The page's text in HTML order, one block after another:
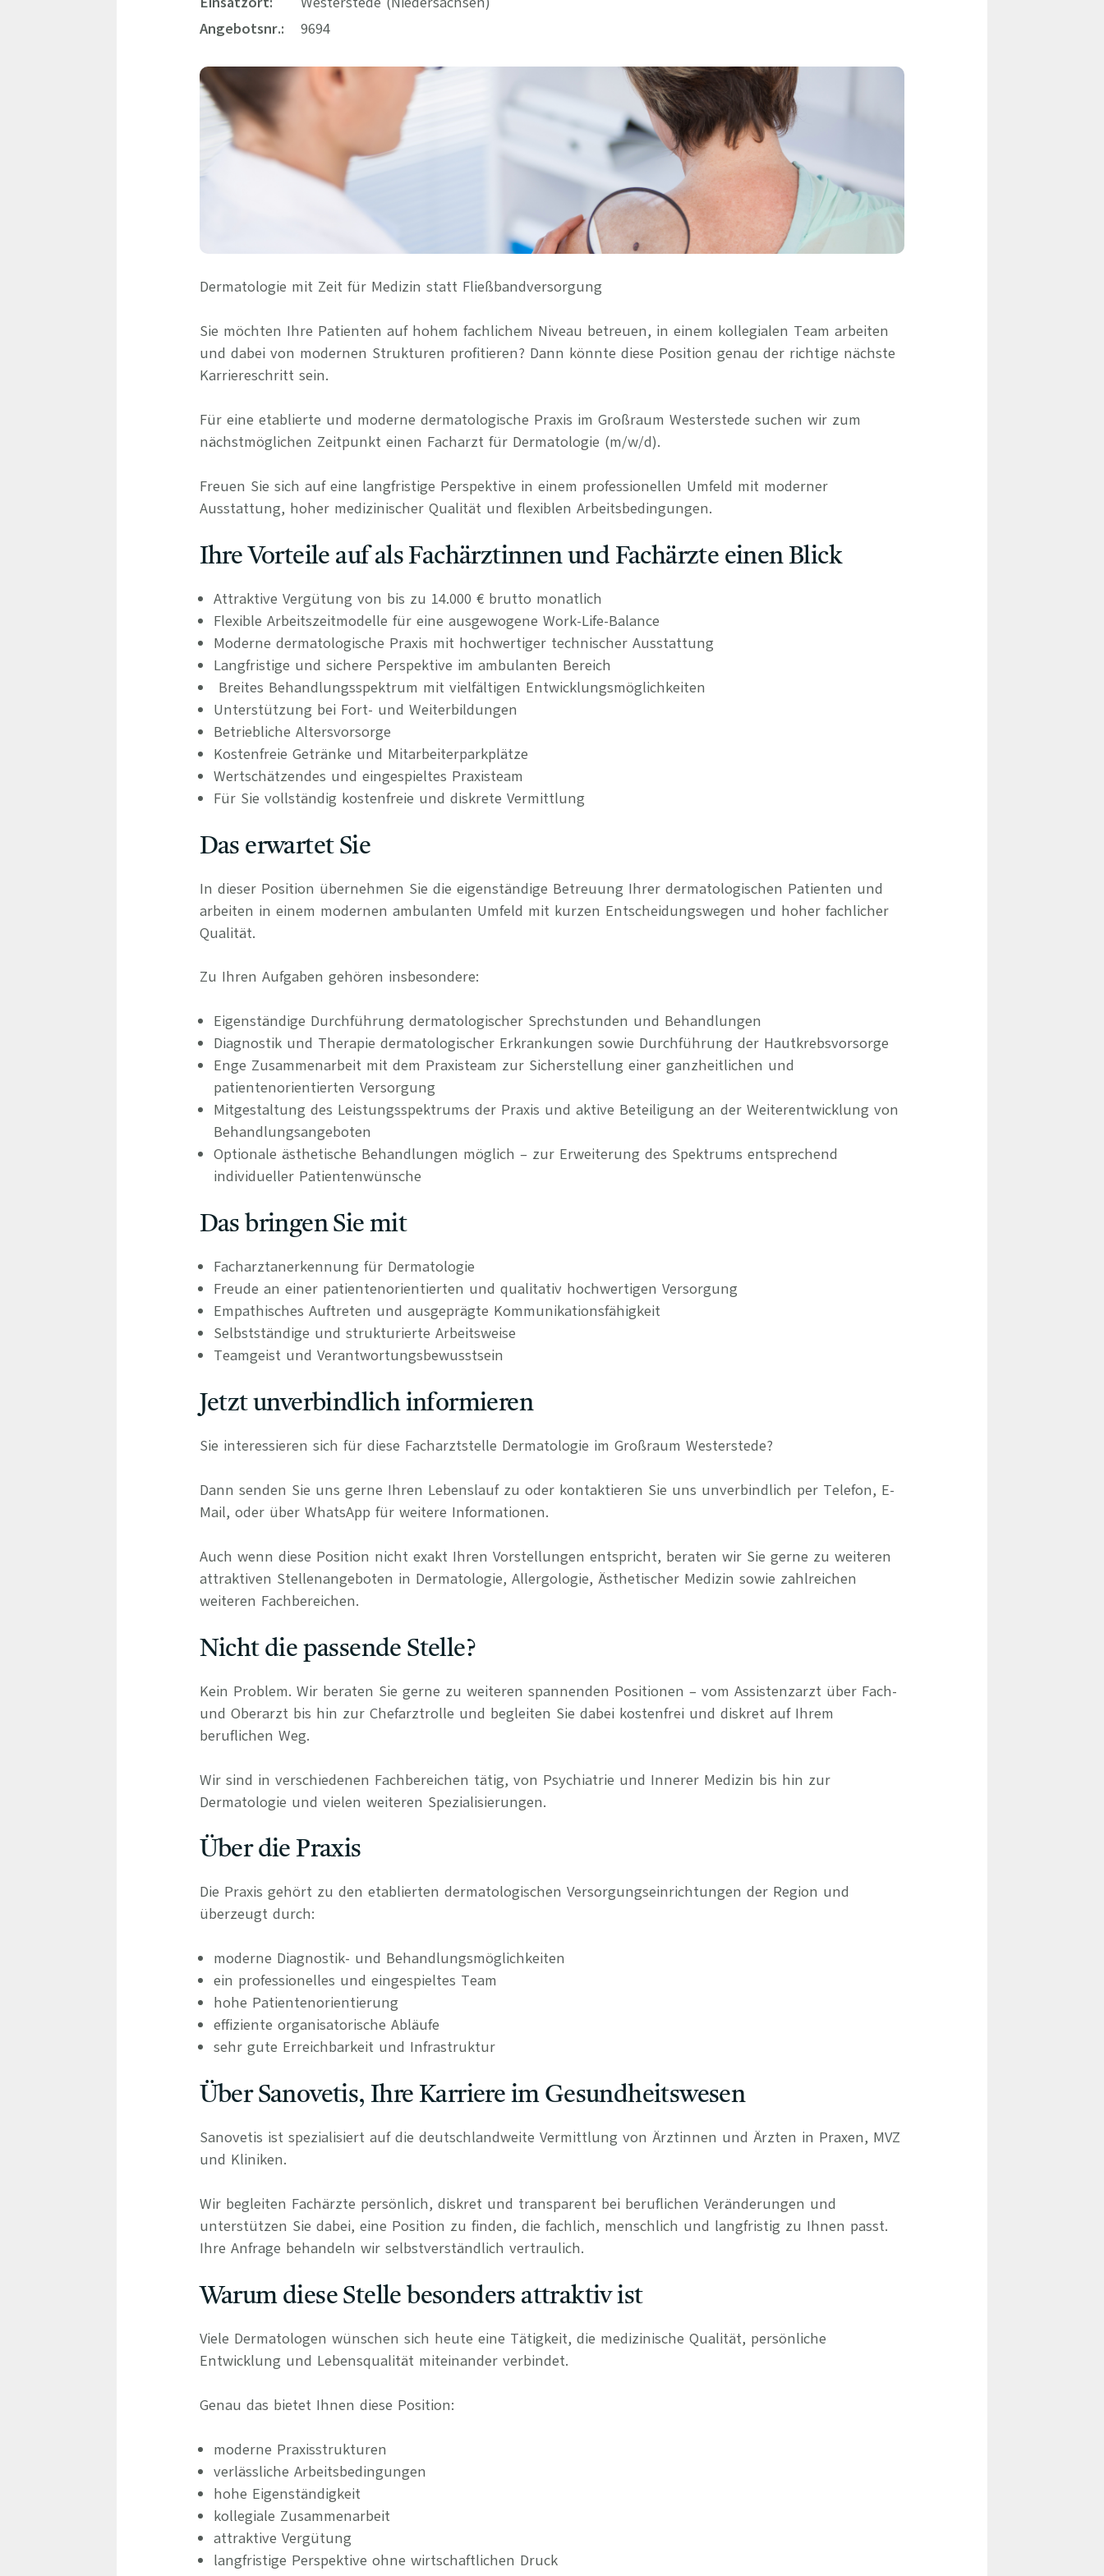
Fragen & Antworten
Bewerbungscoach
Empfehlungsprogramm
Sanovetis Care+
Angebotsnr.:
9694
Dermatologie mit Zeit für Medizin statt Fließbandversorgung
Sie möchten Ihre Patienten auf hohem fachlichem Niveau betreuen, in einem kollegialen Team arbeiten
und dabei von modernen Strukturen profitieren? Dann könnte diese Position genau der richtige nächste
Karriereschritt sein.
Für eine etablierte und moderne dermatologische Praxis im Großraum Westerstede suchen wir zum
nächstmöglichen Zeitpunkt einen Facharzt für Dermatologie (m/w/d).
Freuen Sie sich auf eine langfristige Perspektive in einem professionellen Umfeld mit moderner
Ausstattung, hoher medizinischer Qualität und flexiblen Arbeitsbedingungen.
Ihre Vorteile auf als Fachärztinnen und Fachärzte einen Blick
Attraktive Vergütung von bis zu 14.000 € brutto monatlich
Flexible Arbeitszeitmodelle für eine ausgewogene Work-Life-Balance
Moderne dermatologische Praxis mit hochwertiger technischer Ausstattung
Langfristige und sichere Perspektive im ambulanten Bereich
Breites Behandlungsspektrum mit vielfältigen Entwicklungsmöglichkeiten
Unterstützung bei Fort- und Weiterbildungen
Betriebliche Altersvorsorge
Kostenfreie Getränke und Mitarbeiterparkplätze
Wertschätzendes und eingespieltes Praxisteam
Für Sie vollständig kostenfreie und diskrete Vermittlung
Das erwartet Sie
In dieser Position übernehmen Sie die eigenständige Betreuung Ihrer dermatologischen Patienten und
arbeiten in einem modernen ambulanten Umfeld mit kurzen Entscheidungswegen und hoher fachlicher
Qualität.
Zu Ihren Aufgaben gehören insbesondere:
Eigenständige Durchführung dermatologischer Sprechstunden und Behandlungen
Diagnostik und Therapie dermatologischer Erkrankungen sowie Durchführung der Hautkrebsvorsorge
Enge Zusammenarbeit mit dem Praxisteam zur Sicherstellung einer ganzheitlichen und
patientenorientierten Versorgung
Mitgestaltung des Leistungsspektrums der Praxis und aktive Beteiligung an der Weiterentwicklung von
Behandlungsangeboten
Optionale ästhetische Behandlungen möglich – zur Erweiterung des Spektrums entsprechend
individueller Patientenwünsche
Das bringen Sie mit
Facharztanerkennung für Dermatologie
Freude an einer patientenorientierten und qualitativ hochwertigen Versorgung
Empathisches Auftreten und ausgeprägte Kommunikationsfähigkeit
Selbstständige und strukturierte Arbeitsweise
Teamgeist und Verantwortungsbewusstsein
Jetzt unverbindlich informieren
Sie interessieren sich für diese Facharztstelle Dermatologie im Großraum Westerstede?
Dann senden Sie uns gerne Ihren Lebenslauf zu oder kontaktieren Sie uns unverbindlich per Telefon, E-
Mail, oder über WhatsApp für weitere Informationen.
Auch wenn diese Position nicht exakt Ihren Vorstellungen entspricht, beraten wir Sie gerne zu weiteren
attraktiven Stellenangeboten in Dermatologie, Allergologie, Ästhetischer Medizin sowie zahlreichen
weiteren Fachbereichen.
Nicht die passende Stelle?
Kein Problem. Wir beraten Sie gerne zu weiteren spannenden Positionen – vom Assistenzarzt über Fach-
und Oberarzt bis hin zur Chefarztrolle und begleiten Sie dabei kostenfrei und diskret auf Ihrem
beruflichen Weg.
Wir sind in verschiedenen Fachbereichen tätig, von Psychiatrie und Innerer Medizin bis hin zur
Dermatologie und vielen weiteren Spezialisierungen.
Über die Praxis
Die Praxis gehört zu den etablierten dermatologischen Versorgungseinrichtungen der Region und
überzeugt durch:
moderne Diagnostik- und Behandlungsmöglichkeiten
ein professionelles und eingespieltes Team
hohe Patientenorientierung
effiziente organisatorische Abläufe
sehr gute Erreichbarkeit und Infrastruktur
Über Sanovetis, Ihre Karriere im Gesundheitswesen
Sanovetis ist spezialisiert auf die deutschlandweite Vermittlung von Ärztinnen und Ärzten in Praxen, MVZ
und Kliniken.
Wir begleiten Fachärzte persönlich, diskret und transparent bei beruflichen Veränderungen und
unterstützen Sie dabei, eine Position zu finden, die fachlich, menschlich und langfristig zu Ihnen passt.
Ihre Anfrage behandeln wir selbstverständlich vertraulich.
Warum diese Stelle besonders attraktiv ist
Viele Dermatologen wünschen sich heute eine Tätigkeit, die medizinische Qualität, persönliche
Entwicklung und Lebensqualität miteinander verbindet.
Genau das bietet Ihnen diese Position:
moderne Praxisstrukturen
verlässliche Arbeitsbedingungen
hohe Eigenständigkeit
kollegiale Zusammenarbeit
attraktive Vergütung
langfristige Perspektive ohne wirtschaftlichen Druck